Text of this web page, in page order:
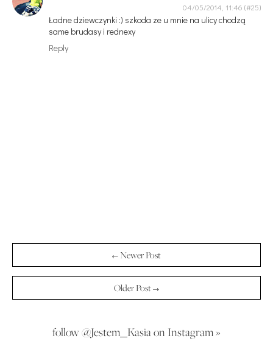
04/05/2014, 11:46
Ładne dziewczynki :) szkoda ze u mnie na ulicy chodzą
same brudasy i rednexy
Reply
← Newer Post
Older Post →
follow @Jestem_Kasia on Instagram »